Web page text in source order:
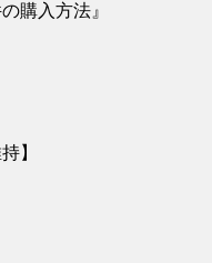
入方法』
】